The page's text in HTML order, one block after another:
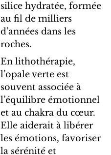
silice hydratée, formée
au fil de milliers
d’années dans les
roches.
En lithothérapie,
l’opale verte est
souvent associée à
l’équilibre émotionnel
et au chakra du cœur.
Elle aiderait à libérer
les émotions, favoriser
la sérénité et